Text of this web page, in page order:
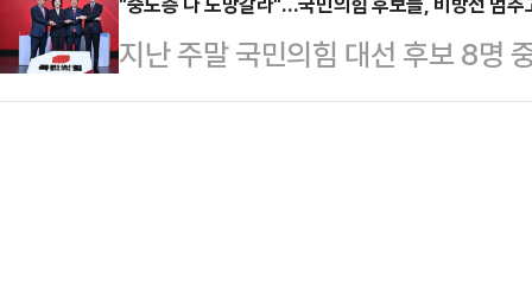
마를 요청할 예정이다.국민추대위
안팎에 몰아친 시련과 갈등을 지혜
후보로 추천한다"…
재무장관, 제이미슨 그리어
의'를 개최한다"고 밝혔다.한덕수
제안보전략 태스크포스(TF) 회의
지난 주말 국민의힘 대선 후보 8명
열렸다. A조와 B조로 나뉜 토론회